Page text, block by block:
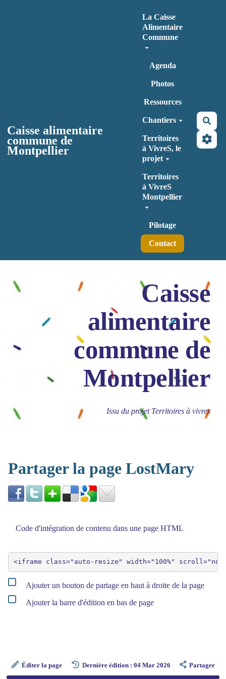
Caisse alimentaire
commune de
Montpellier
La Caisse
Alimentaire
Commune
Agenda
Photos
Ressources
Chantiers
Territoires
à VivreS, le
projet
Territoires
à VivreS
Montpellier
Pilotage
Contact
Caisse
alimentaire
commune de
Montpellier
Issu du projet Territoires à vivres
Partager la page LostMary
Code d'intégration de contenu dans une page HTML
Ajouter un bouton de partage en haut à droite de la page
Ajouter la barre d'édition en bas de page
Éditer la page Dernière édition : 04 Mar 2026 Partager